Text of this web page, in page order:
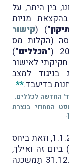
מיום 23.9.2024 דיווחנו, בין היתר, על
מניות
) (קישור
(הקלות מס
"הכללים")
חקיקתי לאישור
בניגוד למצב
בדיעבד.**
ד' החדשה לכללים.
המחוזי בנצרת
.
נזכיר, כי תחולת התיקון נקבעה ליום 1.1.2025, וזאת ביחס
זה ואילך,
כאשר תוכניות שתוגשנה עד ליום 31.12.2024 תַמשכנה